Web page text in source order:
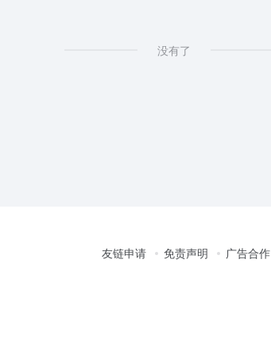
没有了
友链申请 免责声明 广告合作